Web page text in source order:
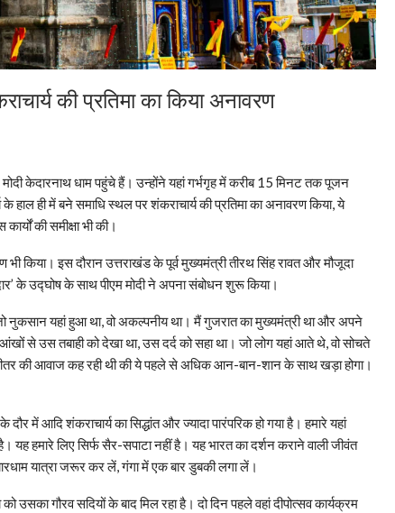
की प्रतिमा का किया अनावरण
केदारनाथ धाम पहुंचे हैं। उन्होंने यहां गर्भगृह में करीब 15 मिनट तक पूजन
हाल ही में बने समाधि स्थल पर शंकराचार्य की प्रतिमा का अनावरण किया, ये
की समीक्षा भी की।
किया। इस दौरान उत्तराखंड के पूर्व मुख्यमंत्री तीरथ सिंह रावत और मौजूदा
के उद्घोष के साथ पीएम मोदी ने अपना संबोधन शुरू किया।
नुकसान यहां हुआ था, वो अकल्पनीय था। मैं गुजरात का मुख्यमंत्री था और अपने
से उस तबाही को देखा था, उस दर्द को सहा था। जो लोग यहां आते थे, वो सोचते
की आवाज कह रही थी की ये पहले से अधिक आन-बान-शान के साथ खड़ा होगा।
में आदि शंकराचार्य का सिद्धांत और ज्यादा पारंपरिक हो गया है। हमारे यहां
यह हमारे लिए सिर्फ सैर-सपाटा नहीं है। यह भारत का दर्शन कराने वाली जीवंत
यात्रा जरूर कर लें, गंगा में एक बार डुबकी लगा लें।
को उसका गौरव सदियों के बाद मिल रहा है। दो दिन पहले वहां दीपोत्सव कार्यक्रम